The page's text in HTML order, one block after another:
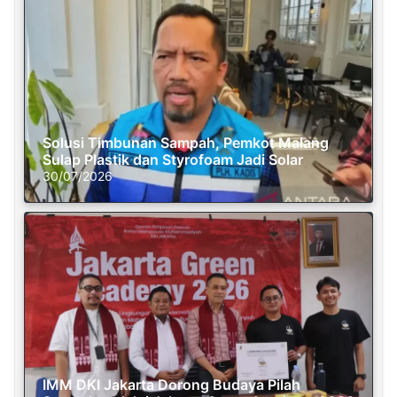
Solusi Timbunan Sampah, Pemkot Malang
Sulap Plastik dan Styrofoam Jadi Solar
30/07/2026
IMM DKI Jakarta Dorong Budaya Pilah